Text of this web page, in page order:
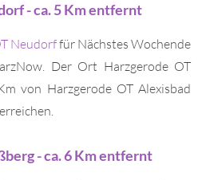
- ca. 5 Km entfernt
Neudorffür Nächstes Wochende
Der Ort Harzgerode OT
von Harzgerode OT Alexisbad
- ca. 6 Km entfernt